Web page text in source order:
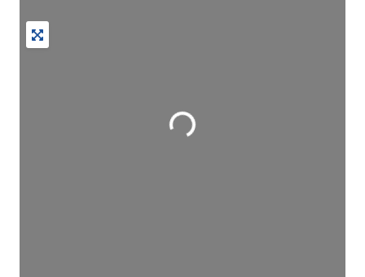
Wird geladen …